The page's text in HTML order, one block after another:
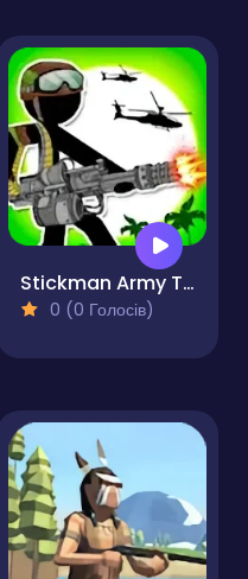
Stickman Army The Resistance
0 (0 Голосів)